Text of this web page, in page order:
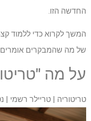
החדשה הזו.
המשך לקרוא כדי ללמוד
של מה שהמבקרים
על מה
טריטוריה | טריילר רשמי |